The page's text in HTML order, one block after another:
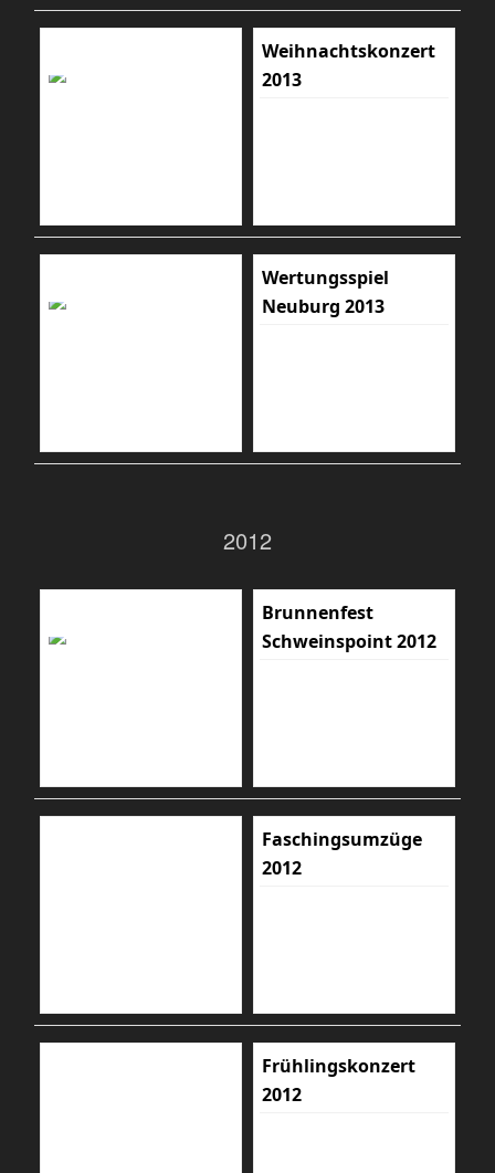
Weihnachtskonzert
2013
Wertungsspiel
Neuburg 2013
2012
Brunnenfest
Schweinspoint 2012
Faschingsumzüge
2012
Frühlingskonzert
2012